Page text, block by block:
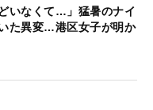
いなくて…」猛暑のナイ
た異変…港区女子が明か